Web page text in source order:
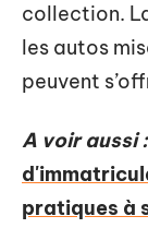
collection.
les autos
peuvent
A voir aussi :
pratiques à